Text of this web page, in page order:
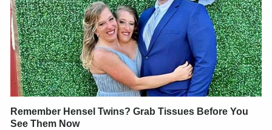
Remember Hensel Twins? Grab Tissues Before You
See Them Now